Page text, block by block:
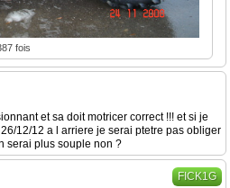
fois
et sa doit motricer correct !!! et si je
12/12 a l arriere je serai ptetre pas obliger
serai plus souple non ?
FICK1G